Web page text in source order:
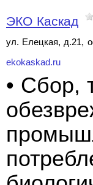
ЭКО Каскад
ул. Елецкая, д.21,
ekokaskad.ru
• Сбор,